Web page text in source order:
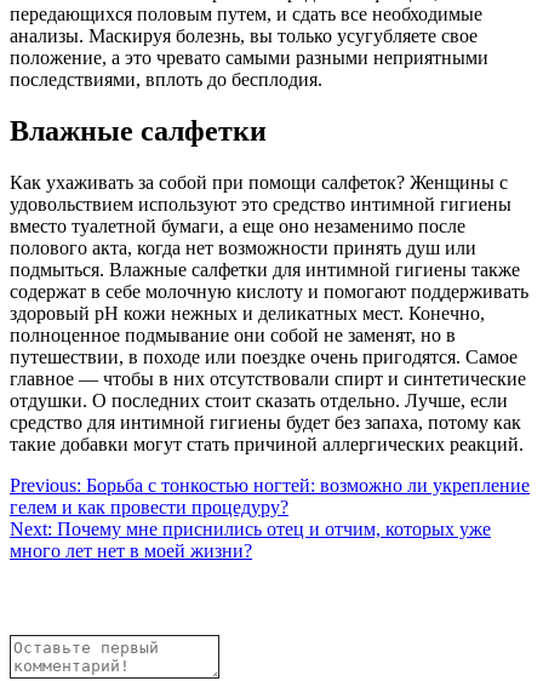
передающихся половым путем, и сдать все необходимые
анализы. Маскируя болезнь, вы только усугубляете свое
положение, а это чревато самыми разными неприятными
последствиями, вплоть до бесплодия.
Влажные салфетки
Как ухаживать за собой при помощи салфеток? Женщины с
удовольствием используют это средство интимной гигиены
вместо туалетной бумаги, а еще оно незаменимо после
полового акта, когда нет возможности принять душ или
подмыться. Влажные салфетки для интимной гигиены также
содержат в себе молочную кислоту и помогают поддерживать
здоровый рН кожи нежных и деликатных мест. Конечно,
полноценное подмывание они собой не заменят, но в
путешествии, в походе или поездке очень пригодятся. Самое
главное — чтобы в них отсутствовали спирт и синтетические
отдушки. О последних стоит сказать отдельно. Лучше, если
средство для интимной гигиены будет без запаха, потому как
такие добавки могут стать причиной аллергических реакций.
Навигация
по
записям
Previous: Борьба с тонкостью ногтей: возможно ли укрепление
гелем и как провести процедуру?
Next: Почему мне приснились отец и отчим, которых уже
много лет нет в моей жизни?